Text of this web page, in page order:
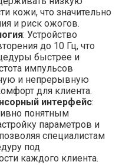
кожи, что значительно
и риск ожогов.
: Устройство
до 10 Гц, что
быстрее и
импульсов
и непрерывную
для клиента.
интерфейс:
понятным
параметров и
специалистам
под
каждого клиента.